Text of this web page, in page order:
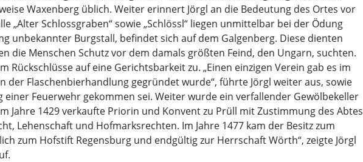
Waxenberg üblich. Weiter erinnert Jörgl an die Bedeutung des Ortes vor
„Alter Schlossgraben“ sowie „Schlössl“ liegen unmittelbar bei der Ödung
unbekannter Burgstall, befindet sich auf dem Galgenberg. Diese dienten
die Menschen Schutz vor dem damals größten Feind, den Ungarn, suchten.
Rückschlüsse auf eine Gerichtsbarkeit zu. „Einen einzigen Verein gab es im
der Flaschenbierhandlung gegründet wurde“, führte Jörgl weiter aus, sowie
einer Feuerwehr gekommen sei. Weiter wurde ein verfallender Gewölbekeller
Jahre 1429 verkaufte Priorin und Konvent zu Prüll mit Zustimmung des Abtes
Lehenschaft und Hofmarksrechten. Im Jahre 1477 kam der Besitz zum
zum Hofstift Regensburg und endgültig zur Herrschaft Wörth“, zeigte Jörgl